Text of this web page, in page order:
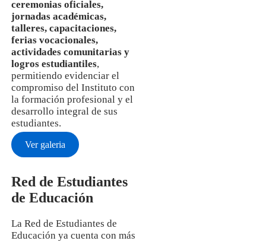
ceremonias oficiales,
jornadas académicas,
talleres, capacitaciones,
ferias vocacionales,
actividades comunitarias y
logros estudiantiles,
permitiendo evidenciar el
compromiso del Instituto con
la formación profesional y el
desarrollo integral de sus
estudiantes.
Ver galeria
Red de Estudiantes
de Educación
La Red de Estudiantes de
Educación ya cuenta con más